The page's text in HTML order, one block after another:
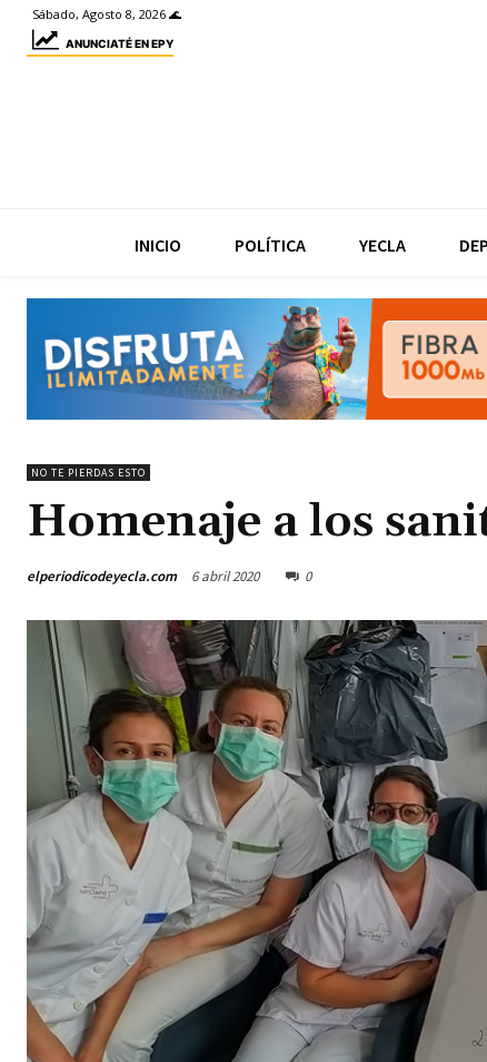
Sábado, Agosto 8, 2026 🌊
ANUNCIATÉ EN EPY
INICIO POLÍTICA YECLA
NO TE PIERDAS ESTO
Homenaje a los
elperiodicodeyecla.com 6 abril 2020 0